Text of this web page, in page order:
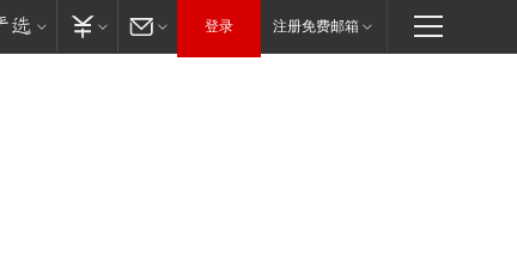
登录 注册免费邮箱